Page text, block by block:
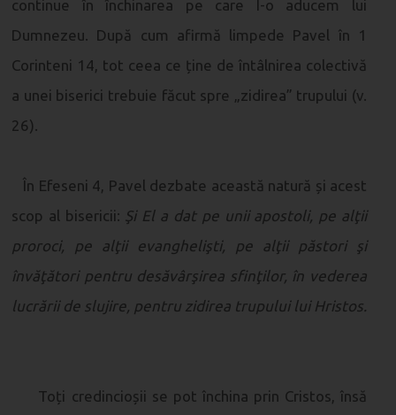
continue în închinarea pe care I-o aducem lui
Dumnezeu. După cum afirmă limpede Pavel în 1
Corinteni 14, tot ceea ce ține de întâlnirea colectivă
a unei biserici trebuie făcut spre „zidirea” trupului (v.
26).
În Efeseni 4, Pavel dezbate această natură și acest
scop al bisericii: Şi El a dat pe unii apostoli, pe alţii
proroci, pe alţii evanghelişti, pe alţii păstori şi
învăţători pentru desăvârşirea sfinţilor, în vederea
lucrării de slujire, pentru zidirea trupului lui Hristos.
Toți credincioșii se pot închina prin Cristos, însă